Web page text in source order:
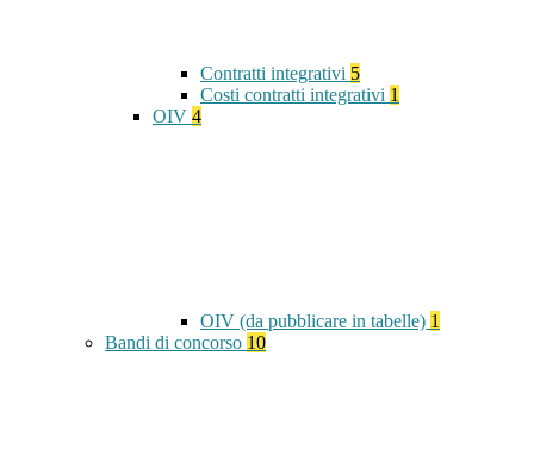
Contratti integrativi 5
Costi contratti integrativi 1
OIV 4
OIV (da pubblicare in tabelle) 1
Bandi di concorso 10